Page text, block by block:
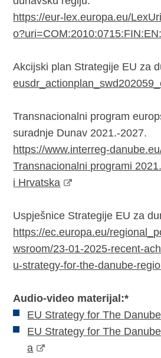
https://eur-lex.europa.eu/
Akcijski plan Strategije EU za
Transnacionalni program
suradnje Dunav 2021.-2027.
https://www.interreg-
Transnacionalni programi
i Hrvatska
Uspješnice Strategije EU za
https://ec.europa.eu/
wsroom/23-01-2025-recent-
u-strategy-for-the-danube-
Audio-video materijal:*
EU Strategy for The
EU Strategy for The
a